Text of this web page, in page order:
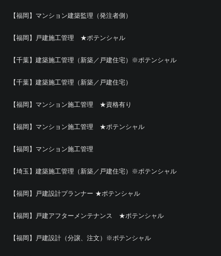
【福岡】マンション建築監理（発注者側）
【福岡】戸建施工管理 ★ポテンシャル
【千葉】建築施工管理（新築／戸建住宅）※ポテンシャル
【千葉】建築施工管理（新築／戸建住宅）
【福岡】マンション施工管理 ★資格有り
【福岡】マンション施工管理 ★ポテンシャル
【福岡】マンション施工管理
【埼玉】建築施工管理（新築／戸建住宅）※ポテンシャル
【福岡】戸建設計プランナー ★ポテンシャル
【福岡】戸建アフターメンテナンス ★ポテンシャル
【福岡】戸建設計（分譲、注文）※ポテンシャル